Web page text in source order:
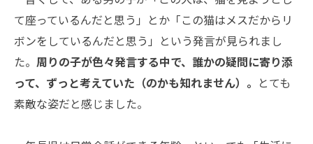
て座っているんだと思う」とか「この猫はメスだからリ
ボンをしているんだと思う」という発言が見られまし
た。 周りの子が色々発言する中で、誰かの疑問に寄り添
って、ずっと考えていた（のかも知れません）。 とても
素敵な姿だと感じました。